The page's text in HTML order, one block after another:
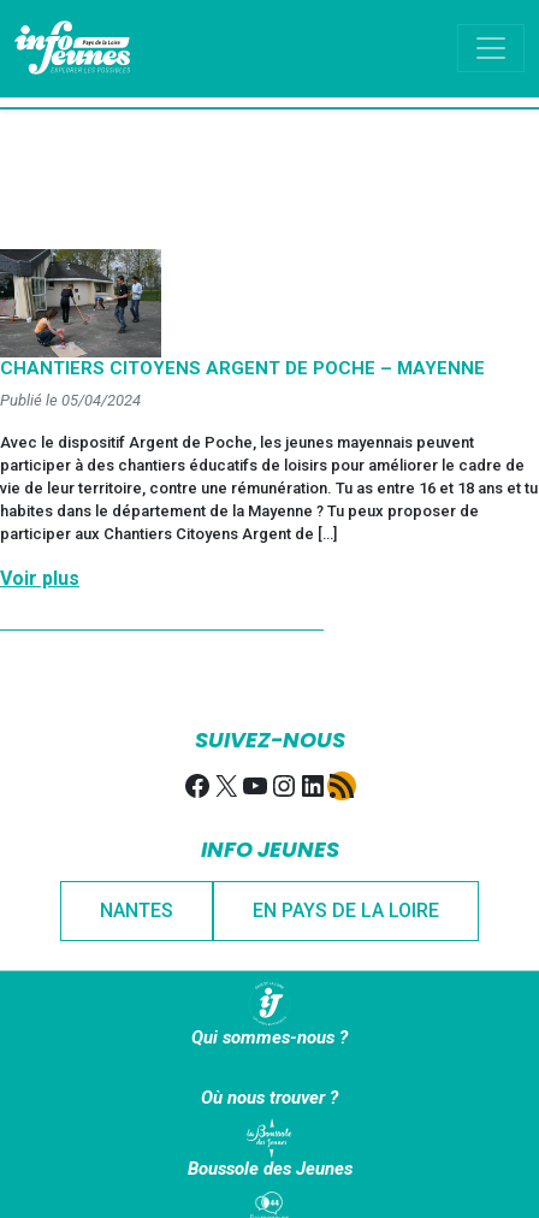
CHANTIERS CITOYENS ARGENT DE POCHE – MAYENNE
Publié le 05/04/2024
Avec le dispositif Argent de Poche, les jeunes mayennais peuvent
participer à des chantiers éducatifs de loisirs pour améliorer le cadre de
vie de leur territoire, contre une rémunération. Tu as entre 16 et 18 ans et tu
habites dans le département de la Mayenne ? Tu peux proposer de
participer aux Chantiers Citoyens Argent de […]
Voir plus
SUIVEZ-NOUS
Facebook
X YouTube
Instagram
LinkedIn
Flux RSS
INFO JEUNES
NANTES EN PAYS DE LA LOIRE
Qui sommes-nous ?
Où nous trouver ?
Boussole des Jeunes